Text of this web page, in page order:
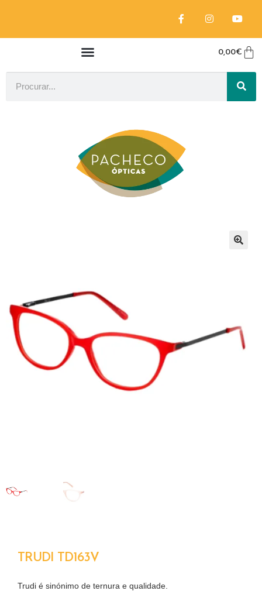
0,00€
TRUDI TD163V
Trudi é sinónimo de ternura e qualidade.